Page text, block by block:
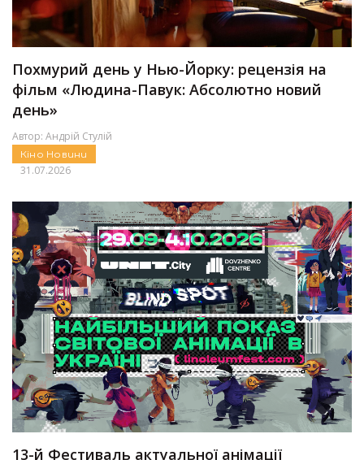
Похмурий день у Нью-Йорку: рецензія на
фільм «Людина-Павук: Абсолютно новий
день»
Автор: Андрій Стулій
Кіно Новини
31.07.2026
13-й Фестиваль актуальної анімації